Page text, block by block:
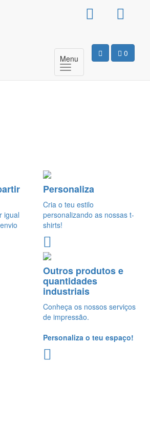
0
Menu
igual
Personaliza
Cria o teu estilo
personalizando as nossas t-
shirts!
Outros produtos e
quantidades
industriais
Conheça os nossos serviços
de impressão.
Personaliza o teu espaço!